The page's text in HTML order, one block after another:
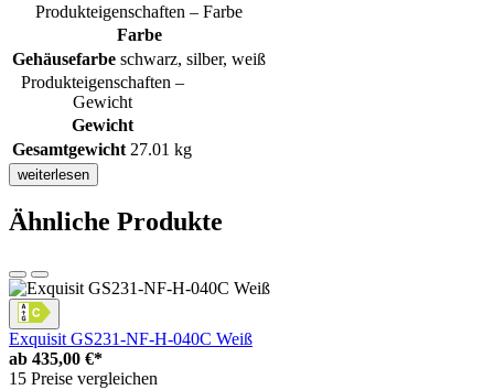
Produkteigenschaften – Farbe
Farbe
Gehäusefarbe schwarz, silber, weiß
Produkteigenschaften –
Gewicht
Gewicht
Gesamtgewicht 27.01 kg
weiterlesen
Ähnliche Produkte
Exquisit GS231-NF-H-040C Weiß
ab 435,00 €*
15 Preise vergleichen